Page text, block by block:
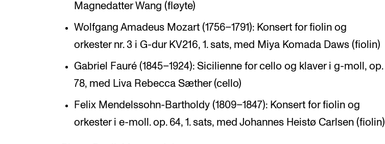
Magnedatter Wang (fløyte)
Wolfgang Amadeus Mozart (1756–1791): Konsert for fiolin og
orkester nr. 3 i G-dur KV216, 1. sats, med Miya Komada Daws (fiolin)
Gabriel Fauré (1845–1924): Sicilienne for cello og klaver i g-moll, op.
78, med Liva Rebecca Sæther (cello)
Felix Mendelssohn-Bartholdy (1809–1847): Konsert for fiolin og
orkester i e-moll. op. 64, 1. sats, med Johannes Heistø Carlsen (fiolin)